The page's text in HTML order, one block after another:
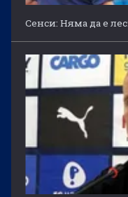
Сенси: Няма да е